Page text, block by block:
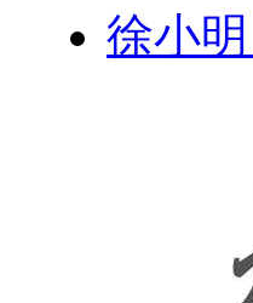
徐小